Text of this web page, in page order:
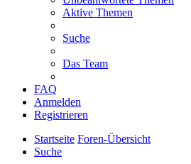
Aktive Themen
Suche
Das Team
FAQ
Anmelden
Registrieren
Startseite Foren-Übersicht
Suche